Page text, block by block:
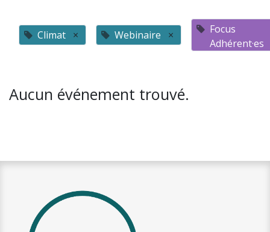
Climat × Webinaire ×
Focus
Adhérent·es
Aucun événement trouvé.